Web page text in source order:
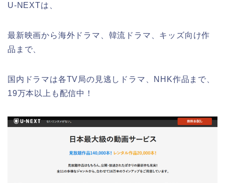
U-NEXTは、
最新映画から海外ドラマ、韓流ドラマ、キッズ向け作
品まで、
国内ドラマは各TV局の見逃しドラマ、NHK作品まで、
19万本以上も配信中！